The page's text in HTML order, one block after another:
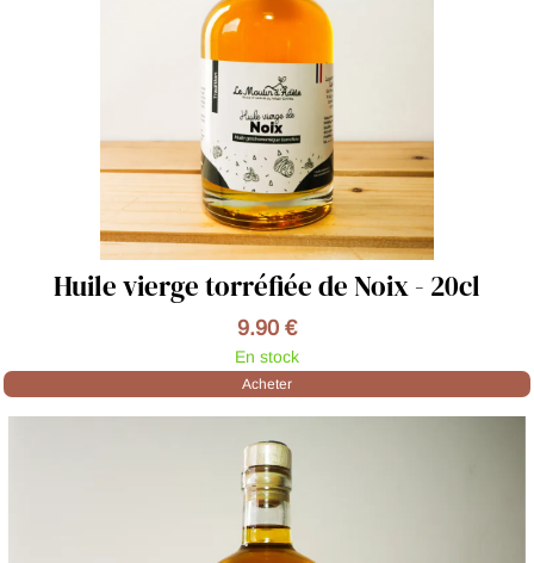
Huile vierge torréfiée de Noix - 20cl
9.90 €
En stock
Acheter